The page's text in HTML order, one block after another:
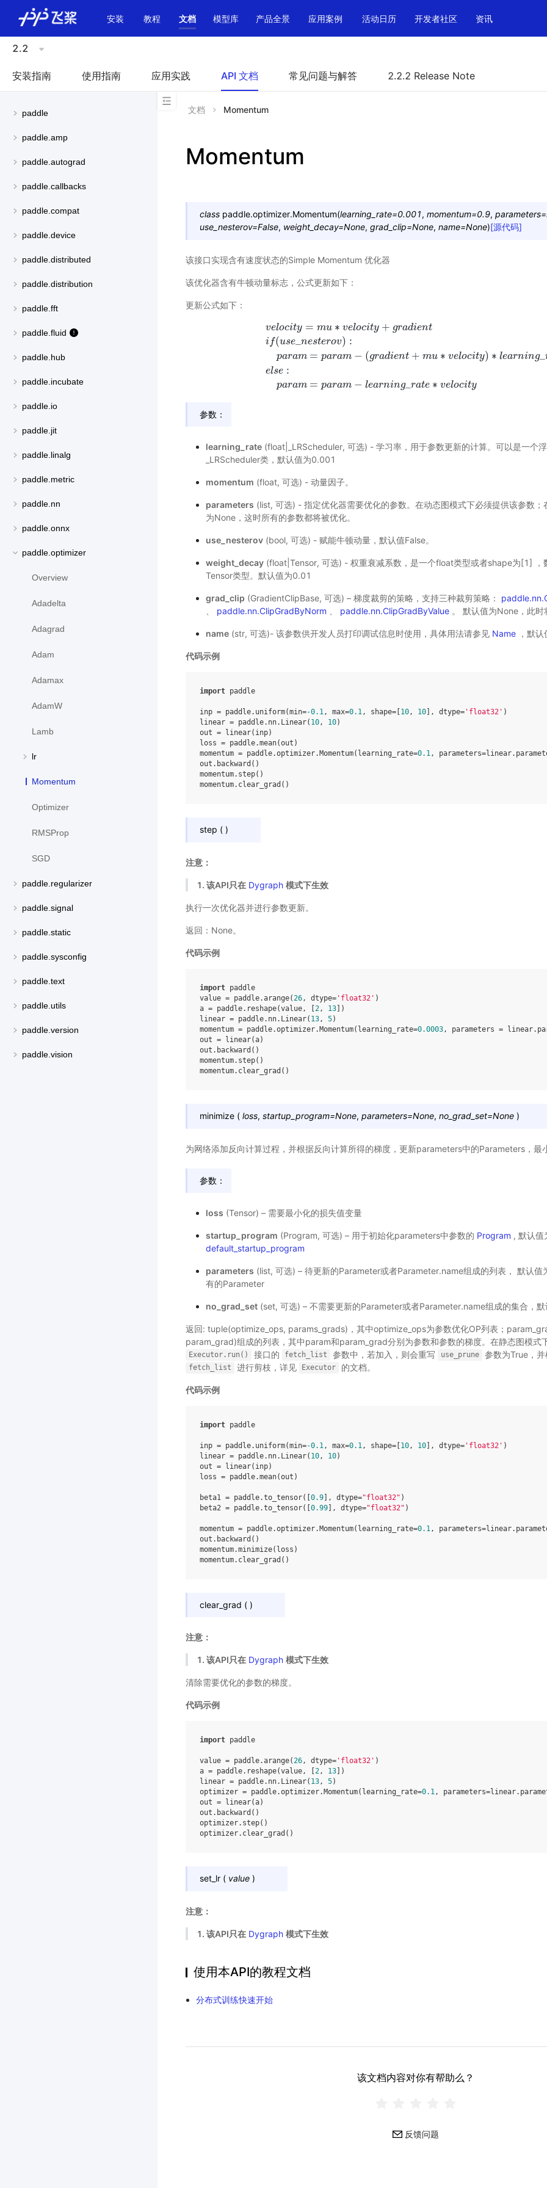
安装 教程 文档 模型库 产品全景 应用案例 活动日历 开发者社区 资讯
2.2
安装指南 使用指南 应用实践 API 文档 常见问题与解答 2.2.2 Release Note
paddle
paddle.amp
paddle.autograd
paddle.callbacks
paddle.compat
paddle.device
paddle.distributed
paddle.distribution
paddle.fft
paddle.fluid
paddle.hub
paddle.incubate
paddle.io
paddle.jit
paddle.linalg
paddle.metric
paddle.nn
paddle.onnx
paddle.optimizer
Overview
Adadelta
Adagrad
Adam
Adamax
AdamW
Lamb
lr
Momentum
Optimizer
RMSProp
SGD
paddle.regularizer
paddle.signal
paddle.static
paddle.sysconfig
paddle.text
paddle.utils
paddle.version
paddle.vision
文档 Momentum
Momentum
class paddle.optimizer.Momentum(learning_rate=0.001, momentum=0.9, parameters=
use_nesterov=False, weight_decay=None, grad_clip=None, name=None)[源代码]
该接口实现含有速度状态的Simple Momentum 优化器
该优化器含有牛顿动量标志，公式更新如下：
更新公式如下：
velocity = mu ∗ velocity + gradient
if(use_ nesterov) :
param = param − (gradient + mu ∗ velocity) ∗ learning_
else :
param = param − learning_rate ∗ velocity
ocity=mu∗ velocity+gr adientif(use _n ester o v):param=pa ram−(gradi e
参数：
learning_rate(float|_LRScheduler, 可选) - 学习率，用于参数更新的计算。可以是一个
_LRScheduler类，默认值为0.001
momentum (float, 可选) - 动量因子。
parameters (list, 可选) - 指定优化器需要优化的参数。在动态图模式下必须提供该参数；
为None，这时所有的参数都将被优化。
use_nesterov(bool, 可选) - 赋能牛顿动量，默认值False。
weight_decay(float|Tensor, 可选) - 权重衰减系数，是一个float类型或者shape为[1] ，
Tensor类型。默认值为0.01
grad_clip (GradientClipBase, 可选) – 梯度裁剪的策略，支持三种裁剪策略：
paddle.nn.ClipGradByNorm paddle.nn.ClipGradByValue。 默认值为None，此时
name(str, 可选)- 该参数供开发人员打印调试信息时使用，具体用法请参见 Name，默认
代码示例
import paddle
inp = paddle. uniform(min=-0.1, max=0.1, shape= 10, 10 ], dtype= 'float32' )
linear = paddle. nn. Linear( 10, 10)
out = linear( inp)
loss = paddle.mean(out )
momentum = paddle.optimizer. Momentum( learning_rate=0.1, parameters=linear.
out . backward ()
momentum. step()
momentum. clear_grad ()
step ( )
注意：
1. 该API只在 Dygraph 模式下生效
执行一次优化器并进行参数更新。
返回：None。
代码示例
import paddle
value = paddle.arange(26, dtype= 'float32' )
a = paddle. reshape(value, 2, 13 ])
linear = paddle. nn. Linear( 13, 5)
momentum = paddle.optimizer. Momentum( learning_rate=0.0003, parameters = linear.
out = linear(a)
out . backward ()
momentum. step()
momentum. clear_grad ()
minimize ( loss, startup_program=None, parameters=None, no_grad_set=None )
为网络添加反向计算过程，并根据反向计算所得的梯度，更新parameters中的Parameters，最
参数：
loss (Tensor) – 需要最小化的损失值变量
startup_program (Program, 可选) – 用于初始化parameters中参数的 Program , 默认值
default_startup_program
parameters (list, 可选) – 待更新的Parameter或者Parameter.name组成的列表， 默认值
有的Parameter
no_grad_set(set, 可选) – 不需要更新的Parameter或者Parameter.name组成的集合，
返回: tuple(optimize_ops, params_grads)，其中optimize_ops为参数优化OP列表；
param_grad)组成的列表，其中param和param_grad分别为参数和参数的梯度。在静态图模式
Executor.run() 接口的 fetch_list 参数中，若加入，则会重写 use_prune 参数为True，
fetch_list 进行剪枝，详见 Executor 的文档。
代码示例
import paddle
inp = paddle. uniform(min=-0.1 , max=0.1 , shape= [10 , 10], dtype= 'float32' )
linear = paddle. nn. Linear( 10 , 10)
out = linear( inp)
loss = paddle.mean(out )
beta1 = paddle.to_tensor([0.9], dtype="float32" )
beta2 = paddle.to_tensor([0.99], dtype="float32" )
momentum = paddle.optimizer.Momentum( learning_rate=0.1 , parameters=linear.
out . backward ()
momentum.minimize( loss )
momentum. clear_grad ()
clear_grad ( )
注意：
1. 该API只在 Dygraph 模式下生效
清除需要优化的参数的梯度。
代码示例
import paddle
value = paddle.arange(26, dtype= 'float32' )
a = paddle. reshape(value, 2, 13 ])
linear = paddle. nn. Linear( 13, 5)
optimizer = paddle.optimizer. Momentum( learning_rate=0.1, parameters=linear.
out = linear(a)
out . backward ()
optimizer. step()
optimizer. clear_grad ()
set_lr ( value )
注意：
1. 该API只在 Dygraph 模式下生效
使用本API的教程文档
分布式训练快速开始
该文档内容对你有帮助么？
反馈问题